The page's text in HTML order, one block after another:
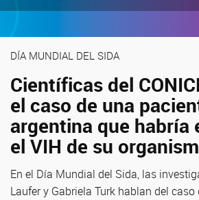
DÍA MUNDIAL DEL SIDA
Científicas del
el caso de una
argentina que habría
el VIH de su
En el Día Mundial del Sida, las
Laufer y Gabriela Turk hablan del